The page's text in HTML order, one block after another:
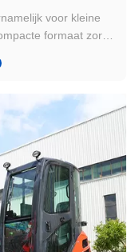
voor kleine
formaat zorgt
taken. De